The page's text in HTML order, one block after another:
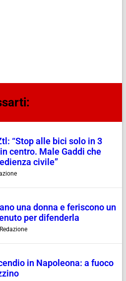
“Stop alle bici solo in 3
centro. Male Gaddi che
civile”
una donna e feriscono un
per difenderla
in Napoleona: a fuoco